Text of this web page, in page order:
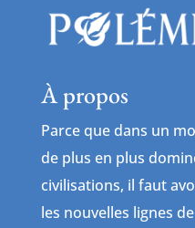
À propos
Parce que dans un
de plus en plus
civilisations, il faut
les nouvelles lignes